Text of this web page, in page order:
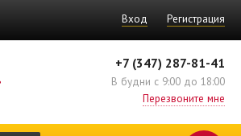
Вход Регистрация
+7 (347) 287-81-41
В будни с 9:00 до 18:00
Перезвоните мне